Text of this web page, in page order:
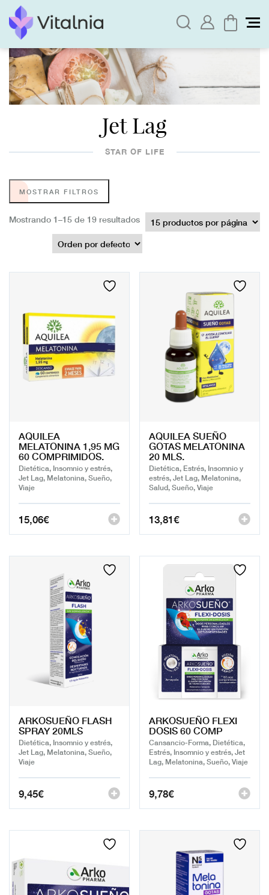
Jet Lag
STAR OF LIFE
MOSTRAR FILTROS
Mostrando 1–15 de 19 resultados
AQUILEA
MELATONINA 1,95 MG
60 COMPRIMIDOS.
Dietética, Insomnio y estrés,
Jet Lag, Melatonina, Sueño,
Viaje
15,06€
AQUILEA SUEÑO
GOTAS MELATONINA
20 MLS.
Dietética, Estrés, Insomnio y
estrés, Jet Lag, Melatonina,
Salud, Sueño, Viaje
13,81€
ARKOSUEÑO FLASH
SPRAY 20MLS
Dietética, Insomnio y estrés,
Jet Lag, Melatonina, Sueño,
Viaje
9,45€
ARKOSUEÑO FLEXI
DOSIS 60 COMP
Cansancio-Forma, Dietética,
Estrés, Insomnio y estrés, Jet
Lag, Melatonina, Sueño, Viaje
9,78€